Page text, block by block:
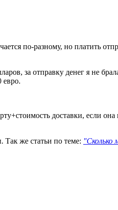
по-разному, но платить
за отправку денег я не
евро.
доставки, если
же статьи по теме: "Сколько